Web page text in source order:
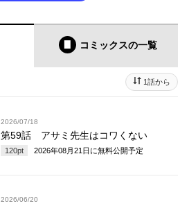
コミックスの一覧
1話から
2026/07/18
第59話 アサミ先生はコワくない
120pt 2026年08月21日 に無料公開予定
2026/06/20